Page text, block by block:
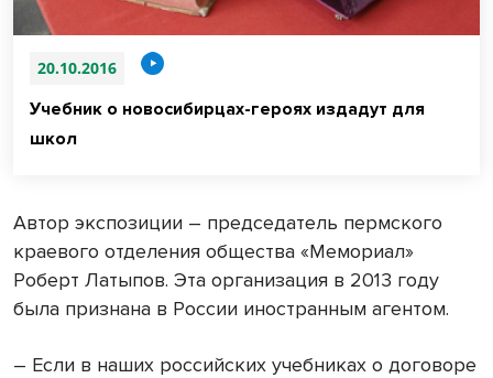
20.10.2016
Учебник о новосибирцах-героях издадут для
школ
Автор экспозиции – председатель пермского
краевого отделения общества «Мемориал»
Роберт Латыпов. Эта организация в 2013 году
была признана в России иностранным агентом.
– Если в наших российских учебниках о договоре